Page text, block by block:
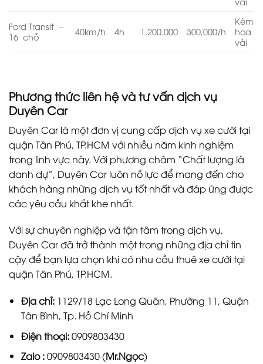
Ford Transit –
16 chỗ
40km/h 4h 1.200.000 300,000/h
Kèm
hoa
vải
Phương thức liên hệ và tư vấn dịch vụ
Duyên Car
Duyên Car là một đơn vị cung cấp dịch vụ xe cưới tại
quận Tân Phú, TP.HCM với nhiều năm kinh nghiệm
trong lĩnh vực này. Với phương châm “Chất lượng là
danh dự”, Duyên Car luôn nỗ lực để mang đến cho
khách hàng những dịch vụ tốt nhất và đáp ứng được
các yêu cầu khắt khe nhất.
Với sự chuyên nghiệp và tận tâm trong dịch vụ,
Duyên Car đã trở thành một trong những địa chỉ tin
cậy để bạn lựa chọn khi có nhu cầu thuê xe cưới tại
quận Tân Phú, TP.HCM.
Địa chỉ: 1129/18 Lạc Long Quân, Phường 11, Quận
Tân Bình, Tp. Hồ Chí Minh
Điện thoại:0909803430
Zalo :0909803430 (Mr.Ngọc)